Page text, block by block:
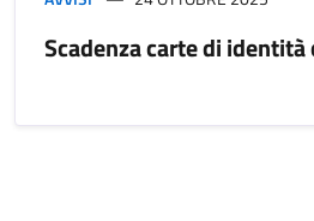
Scadenza carte di identità